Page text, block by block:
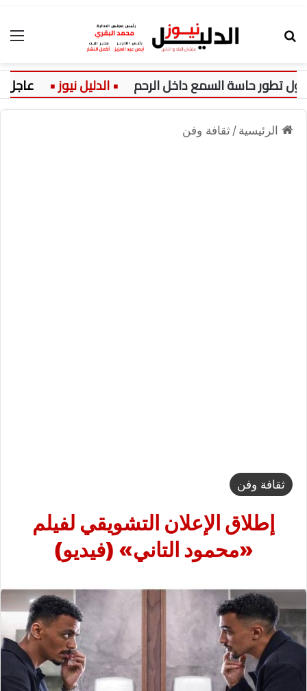
حاسة السمع داخل الرحم عاجل:
الرئيسية / ثقافة وفن
ثقافة وفن
إطلاق الإعلان التشويقي لفيلم
«محمود التاني» (فيديو)